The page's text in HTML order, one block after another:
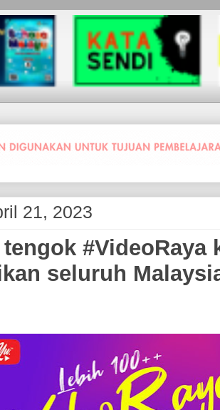
21, 2023
#VideoRaya
seluruh